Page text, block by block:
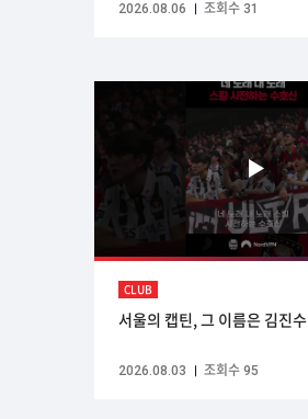
2026.08.06 조회수 31
CLUB
서울의 캡틴, 그 이름은 김진수
2026.08.03 조회수 95